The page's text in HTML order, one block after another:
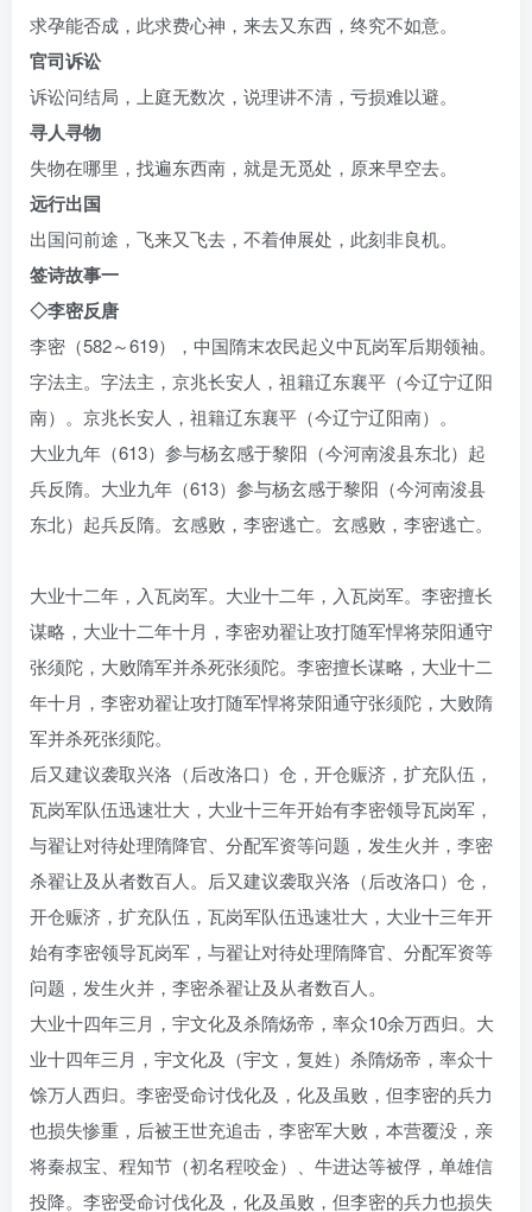
求孕能否成，此求费心神，来去又东西，终究不如意。
官司诉讼
诉讼问结局，上庭无数次，说理讲不清，亏损难以避。
寻人寻物
失物在哪里，找遍东西南，就是无觅处，原来早空去。
远行出国
出国问前途，飞来又飞去，不着伸展处，此刻非良机。
签诗故事一
◇李密反唐
李密（582～619），中国隋末农民起义中瓦岗军后期领袖。
字法主。字法主，京兆长安人，祖籍辽东襄平（今辽宁辽阳
南）。京兆长安人，祖籍辽东襄平（今辽宁辽阳南）。
大业九年（613）参与杨玄感于黎阳（今河南浚县东北）起
兵反隋。大业九年（613）参与杨玄感于黎阳（今河南浚县
东北）起兵反隋。玄感败，李密逃亡。玄感败，李密逃亡。
大业十二年，入瓦岗军。大业十二年，入瓦岗军。李密擅长
谋略，大业十二年十月，李密劝翟让攻打随军悍将荥阳通守
张须陀，大败隋军并杀死张须陀。李密擅长谋略，大业十二
年十月，李密劝翟让攻打随军悍将荥阳通守张须陀，大败隋
军并杀死张须陀。
后又建议袭取兴洛（后改洛口）仓，开仓赈济，扩充队伍，
瓦岗军队伍迅速壮大，大业十三年开始有李密领导瓦岗军，
与翟让对待处理隋降官、分配军资等问题，发生火并，李密
杀翟让及从者数百人。后又建议袭取兴洛（后改洛口）仓，
开仓赈济，扩充队伍，瓦岗军队伍迅速壮大，大业十三年开
始有李密领导瓦岗军，与翟让对待处理隋降官、分配军资等
问题，发生火并，李密杀翟让及从者数百人。
大业十四年三月，宇文化及杀隋炀帝，率众10余万西归。大
业十四年三月，宇文化及（宇文，复姓）杀隋炀帝，率众十
馀万人西归。李密受命讨伐化及，化及虽败，但李密的兵力
也损失惨重，后被王世充追击，李密军大败，本营覆没，亲
将秦叔宝、程知节（初名程咬金）、牛进达等被俘，单雄信
投降。李密受命讨伐化及，化及虽败，但李密的兵力也损失